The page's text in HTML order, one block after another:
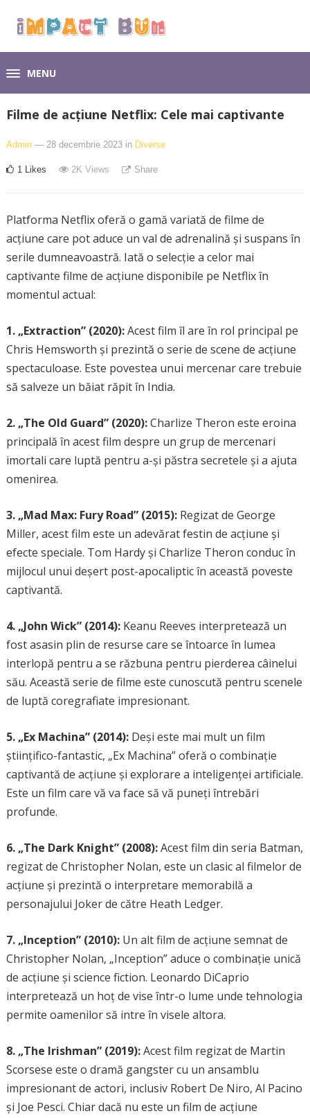
MENU
Filme de acțiune Netflix: Cele mai captivante
Admin — 28 decembrie 2023 in Diverse
1 Likes 2K Views Share
Platforma Netflix oferă o gamă variată de filme de
acțiune care pot aduce un val de adrenalină și suspans în
serile dumneavoastră. Iată o selecție a celor mai
captivante filme de acțiune disponibile pe Netflix în
momentul actual:
1. „Extraction” (2020):Acest film îl are în rol principal pe
Chris Hemsworth și prezintă o serie de scene de acțiune
spectaculoase. Este povestea unui mercenar care trebuie
să salveze un băiat răpit în India.
2. „The Old Guard” (2020):Charlize Theron este eroina
principală în acest film despre un grup de mercenari
imortali care luptă pentru a-și păstra secretele și a ajuta
omenirea.
3. „Mad Max: Fury Road” (2015):Regizat de George
Miller, acest film este un adevărat festin de acțiune și
efecte speciale. Tom Hardy și Charlize Theron conduc în
mijlocul unui deșert post-apocaliptic în această poveste
captivantă.
4. „John Wick” (2014):Keanu Reeves interpretează un
fost asasin plin de resurse care se întoarce în lumea
interlopă pentru a se răzbuna pentru pierderea câinelui
său. Această serie de filme este cunoscută pentru scenele
de luptă coregrafiate impresionant.
5. „Ex Machina” (2014):Deși este mai mult un film
științifico-fantastic, „Ex Machina” oferă o combinație
captivantă de acțiune și explorare a inteligenței artificiale.
Este un film care vă va face să vă puneți întrebări
profunde.
6. „The Dark Knight” (2008):Acest film din seria Batman,
regizat de Christopher Nolan, este un clasic al filmelor de
acțiune și prezintă o interpretare memorabilă a
personajului Joker de către Heath Ledger.
7. „Inception” (2010):Un alt film de acțiune semnat de
Christopher Nolan, „Inception” aduce o combinație unică
de acțiune și science fiction. Leonardo DiCaprio
interpretează un hoț de vise într-o lume unde tehnologia
permite oamenilor să intre în visele altora.
8. „The Irishman” (2019):Acest film regizat de Martin
Scorsese este o dramă gangster cu un ansamblu
impresionant de actori, inclusiv Robert De Niro, Al Pacino
și Joe Pesci. Chiar dacă nu este un film de acțiune